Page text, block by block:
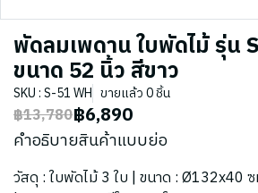
พัดลมเพดาน ใบพัดไม้ รุ่น
ขนาด 52 นิ้ว สีขาว
SKU : S-51 WH ขายแล้ว 0 ชิ้น
฿13,780฿6,890
คำอธิบายสินค้าแบบย่อ
วัสดุ : ใบพัดไม้ 3 ใบ | ขนาด : Ø132x40